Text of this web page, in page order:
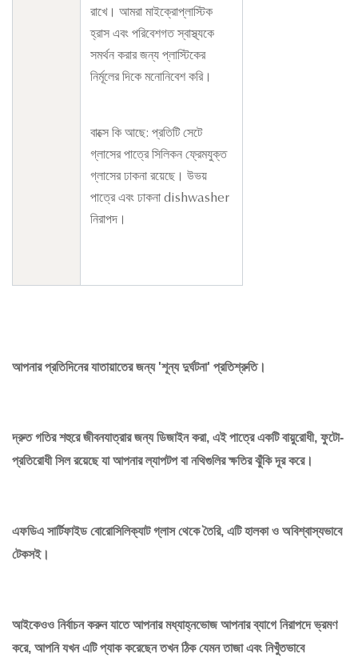
রাখে। আমরা মাইক্রোপ্লাস্টিক
হ্রাস এবং পরিবেশগত স্বাস্থ্যকে
সমর্থন করার জন্য প্লাস্টিকের
নির্মূলের দিকে মনোনিবেশ করি।
বাক্সে কি আছে: প্রতিটি সেটে
গ্লাসের পাত্রে সিলিকন ফ্রেমযুক্ত
গ্লাসের ঢাকনা রয়েছে। উভয়
পাত্রে এবং ঢাকনা dishwasher
নিরাপদ।
আপনার প্রতিদিনের যাতায়াতের জন্য 'শূন্য দুর্ঘটনা' প্রতিশ্রুতি।
দ্রুত গতির শহুরে জীবনযাত্রার জন্য ডিজাইন করা, এই পাত্রে একটি বায়ুরোধী, ফুটো-
প্রতিরোধী সিল রয়েছে যা আপনার ল্যাপটপ বা নথিগুলির ক্ষতির ঝুঁকি দূর করে।
এফডিএ সার্টিফাইড বোরোসিলিক্যাট গ্লাস থেকে তৈরি, এটি হালকা ও অবিশ্বাস্যভাবে
টেকসই।
আইকেওও নির্বাচন করুন যাতে আপনার মধ্যাহ্নভোজ আপনার ব্যাগে নিরাপদে ভ্রমণ
করে, আপনি যখন এটি প্যাক করেছেন তখন ঠিক যেমন তাজা এবং নিখুঁতভাবে